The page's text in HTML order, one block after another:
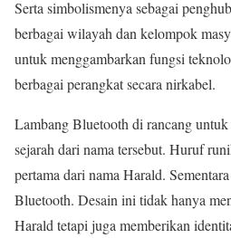
Serta simbolismenya sebagai
berbagai wilayah dan kelompok
untuk menggambarkan fungsi
berbagai perangkat secara nirkabel.
Lambang Bluetooth di rancang
sejarah dari nama tersebut. Huruf
pertama dari nama Harald.
Bluetooth. Desain ini tidak hanya
Harald tetapi juga memberikan